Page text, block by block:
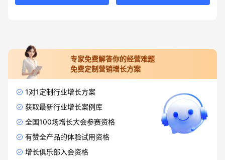
专家免费解答你的经营难题
免费定制营销增长方案
1对1定制行业增长方案
获取最新行业增长案例库
全国100场增长大会参赛资格
有赞全产品的体验试用资格
增长俱乐部入会资格